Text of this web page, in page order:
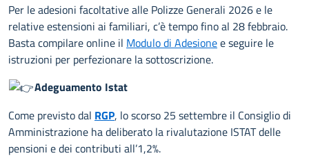
Per le adesioni facoltative alle Polizze Generali 2026 e le
relative estensioni ai familiari, c’è tempo fino al 28 febbraio.
Basta compilare online il Modulo di Adesionee seguire le
istruzioni per perfezionare la sottoscrizione.
Adeguamento Istat
Come previsto dal RGP, lo scorso 25 settembre il Consiglio di
Amministrazione ha deliberato la rivalutazione ISTAT delle
pensioni e dei contributi all’1,2%.